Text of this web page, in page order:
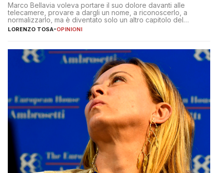
Marco Bellavia voleva portare il suo dolore davanti alle
telecamere, provare a dargli un nome, a riconoscerlo, a
normalizzarlo, ma è diventato solo un altro capitolo del
copione
LORENZO TOSA-OPINIONI